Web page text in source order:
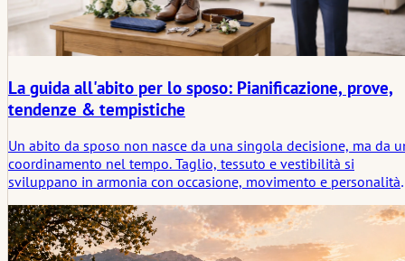
La guida all'abito per lo sposo: Pianificazione, prove,
tendenze & tempistiche
Un abito da sposo non nasce da una singola decisione, ma da
coordinamento nel tempo. Taglio, tessuto e vestibilità si
sviluppano in armonia con occasione, movimento e personalità.
giornata in modo discreto e lascia spazio alla presenza.